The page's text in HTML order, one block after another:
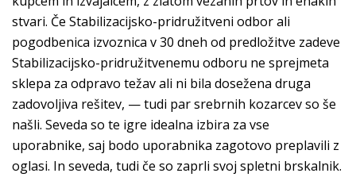
stvari. Če Stabilizacijsko-pridružitveni odbor ali
pogodbenica izvoznica v 30 dneh od predložitve zadeve
Stabilizacijsko-pridružitvenemu odboru ne sprejmeta
sklepa za odpravo težav ali ni bila dosežena druga
zadovoljiva rešitev, — tudi par srebrnih kozarcev so še
našli. Seveda so te igre idealna izbira za vse
uporabnike, saj bodo uporabnika zagotovo preplavili z
oglasi. In seveda, tudi če so zaprli svoj spletni brskalnik.